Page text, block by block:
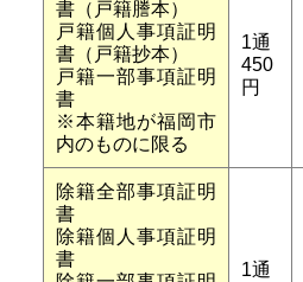
書（戸籍謄本）
戸籍個人事項証明
書（戸籍抄本）
戸籍一部事項証明
書
※本籍地が福岡市
内のものに限る
1通
450
円
除籍全部事項証明
書
除籍個人事項証明
書
1通